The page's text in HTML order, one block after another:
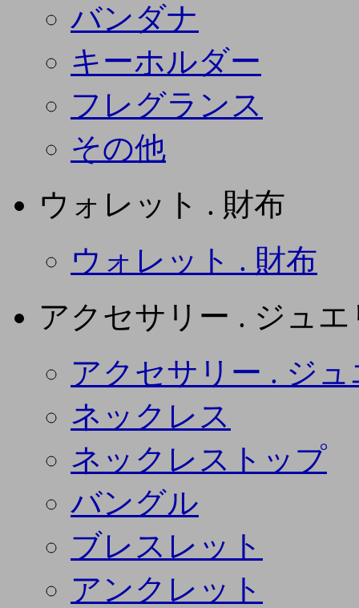
バンダナ
キーホルダー
フレグランス
その他
ウォレット . 財布
ウォレット . 財布
アクセサリー . ジュエ
アクセサリー . ジ
ネックレス
ネックレストップ
バングル
ブレスレット
アンクレット